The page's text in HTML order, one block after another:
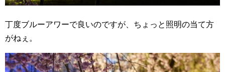
丁度ブルーアワーで良いのですが、ちょっと照明の当て方
がねぇ。